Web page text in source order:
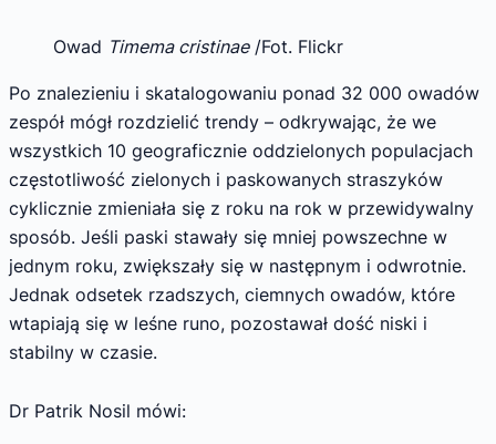
Owad Timema cristinae/Fot. Flickr
Po znalezieniu i skatalogowaniu ponad 32 000 owadów
zespół mógł rozdzielić trendy – odkrywając, że we
wszystkich 10 geograficznie oddzielonych populacjach
częstotliwość zielonych i paskowanych straszyków
cyklicznie zmieniała się z roku na rok w przewidywalny
sposób. Jeśli paski stawały się mniej powszechne w
jednym roku, zwiększały się w następnym i odwrotnie.
Jednak odsetek rzadszych, ciemnych owadów, które
wtapiają się w leśne runo, pozostawał dość niski i
stabilny w czasie.
Dr Patrik Nosil mówi: